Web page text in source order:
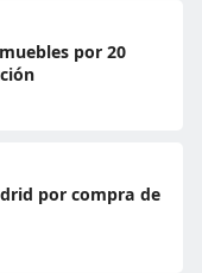
por 20
por compra de